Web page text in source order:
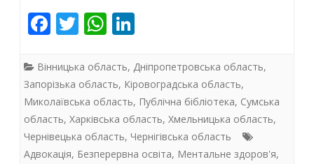
як
стають
просторами
стійкості
F
e
b
o
o
k
T
itt
er
W
at
s
A
p
p
k
e
dI
n
Вінницька область, Дніпропетровська область,
Запорізька область, Кіровоградська область,
Миколаївська область, Публічна бібліотека, Сумська
область, Харківська область, Хмельницька область,
Чернівецька область, Чернігівська область
Адвокація, Безперервна освіта, Ментальне здоров'я,